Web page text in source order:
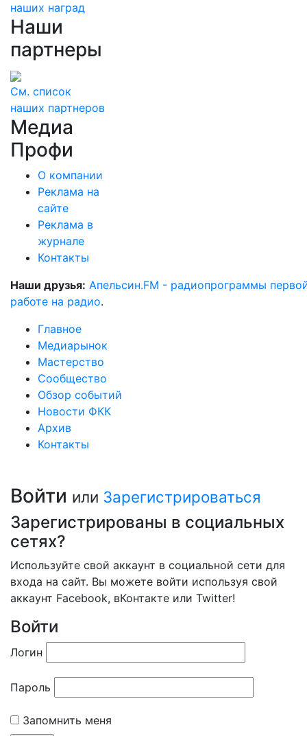
наших наград
Наши
партнеры
См. список
наших партнеров
Медиа
Профи
О компании
Реклама на
сайте
Реклама в
журнале
Контакты
Наши друзья: Апельсин.FM - радиопрограммы
работе на радио.
Главное
Медиарынок
Мастерство
Сообщество
Обзор событий
Новости ФКК
Архив
Контакты
Войти или Зарегистрироваться
Зарегистрированы в социальных
сетях?
Используйте свой аккаунт в социальной сети для
входа на сайт. Вы можете войти используя свой
аккаунт Facebook, вКонтакте или Twitter!
Войти
Логин
Пароль
Запомнить меня